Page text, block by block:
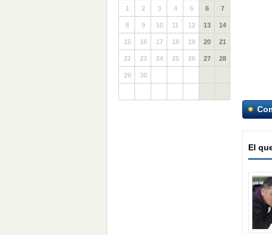
1 2 3 4 5 6 7
8 9 10 11 12 13 14
15 16 17 18 19 20 21
22 23 24 25 26 27 28
29 30
El